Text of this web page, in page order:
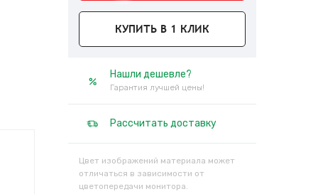
КУПИТЬ В 1 КЛИК
Нашли дешевле?
Гарантия лучшей цены!
Рассчитать доставку
Цвет изображений материала может
отличаться в зависимости от
цветопередачи монитора.